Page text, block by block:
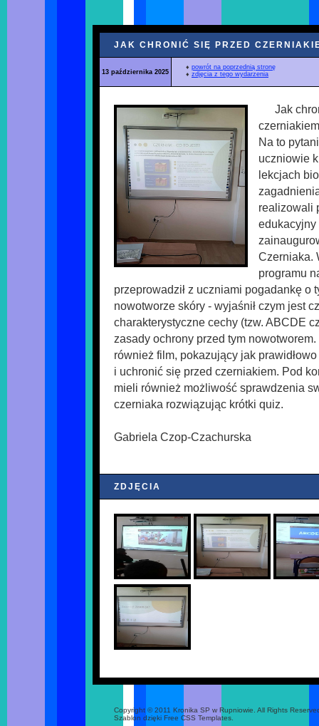
JAK CHRONIĆ SIĘ PRZED
13 października 2025
♦ powrót na poprzednią stronę
♦ zdjęcia z tego wydarzenia
Jak
Na to
uczniowie
lekcjach
realizowali
edukacyjny
Czerniaka.
programu
przeprowadził z uczniami pogadankę o
nowotworze skóry - wyjaśnił czym jest
charakterystyczne cechy (tzw. ABCDE
zasady ochrony przed tym
również film, pokazujący jak
i uchronić się przed czerniakiem. Pod
mieli również możliwość sprawdzenia
czerniaka rozwiązując krótki quiz.
Gabriela Czop-Czachurska
ZDJĘCIA
Copyright © 2011 Kronika SP w Rupniowie. All Rights
Szablon dzięki Free CSS Templates.